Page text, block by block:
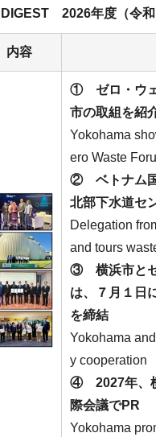
2026年度（令和
内容
① ゼロ・ウェ
市の取組を紹介
Yokohama
ero Waste
② ベトナム国
北部下水道セン
Delegation
and tours
③ 横浜市とセ
は、７月１日
を締結
Yokohama and
y cooperation
④ 2027年、横
際会議でPR
Yokohama